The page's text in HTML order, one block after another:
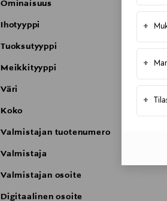
+
+
+
Ominaisuus
Ihotyyppi
Tuoksutyyppi
Meikkityyppi
Väri
Koko
Valmistajan tuotenumero
Valmistaja
Valmistajan osoite
Digitaalinen osoite